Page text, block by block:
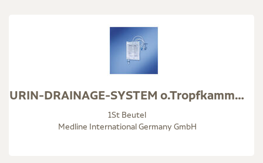
URIN-DRAINAGE-SYSTEM o.Tropfkammer 120 cm
1St Beutel
Medline International Germany GmbH